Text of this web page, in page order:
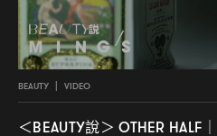
BEAUTY VIDEO
＜BEAUTY說＞ OTHER HALF｜